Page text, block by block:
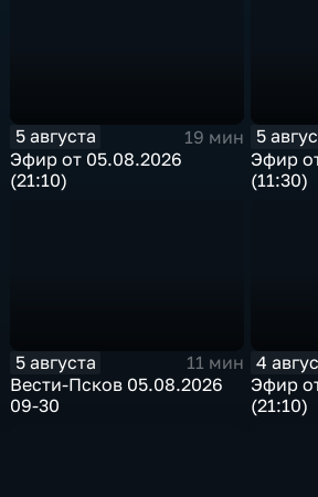
5 августа
19 мин
Эфир от 05.08.2026
(21:10)
5
Эфир
(11:30)
5 августа
11 мин
Вести-Псков 05.08.2026
09-30
4
Эфир
(21:10)